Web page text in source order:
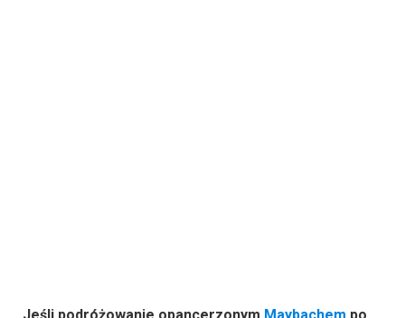
Jeśli podróżowanie opancerzonym Maybachem po